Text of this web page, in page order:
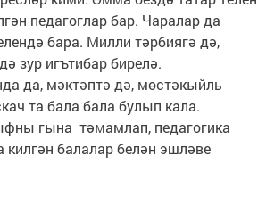
педагоглар бар. Чаралар да
бара. Милли тәрбиягә дә,
зур игътибар бирелә.
да, мәктәптә дә, мөстәкыйль
та бала бала булып кала.
гына тәмамлап, педагогика
килгән балалар белән эшләве